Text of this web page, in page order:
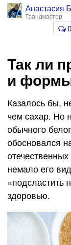
Анастасия
Грандмастер
0
Так ли
и
Казалось бы,
чем сахар. Но
обычного
обосновался
немало его
«подсластить
здоровью.